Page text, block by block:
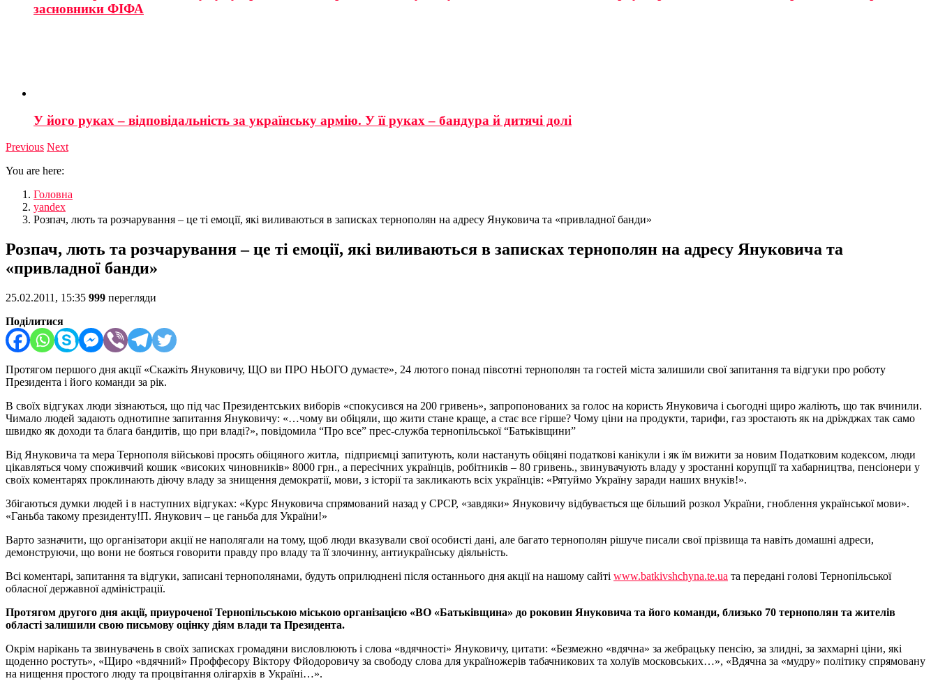
засновники ФІФА
У його руках – відповідальність за українську армію. У її руках – бандура й дитячі долі
Previous Next
You are here:
Головна
yandex
Розпач, лють та розчарування – це ті емоції, які виливаються в записках тернополян на адресу Януковича та «привладної банди»
Розпач, лють та розчарування – це ті емоції, які виливаються в записках тернополян на адресу Януковича та
«привладної банди»
25.02.2011, 15:35 999 перегляди
Поділитися
Протягом першого дня акції «Скажіть Януковичу, ЩО ви ПРО НЬОГО думаєте», 24 лютого понад півсотні тернополян та гостей міста залишили свої запитання та відгуки про роботу
Президента і його команди за рік.
В своїх відгуках люди зізнаються, що під час Президентських виборів «спокусився на 200 гривень», запропонованих за голос на користь Януковича і сьогодні щиро жаліють, що так вчинили.
Чимало людей задають однотипне запитання Януковичу: «…чому ви обіцяли, що жити стане краще, а стає все гірше? Чому ціни на продукти, тарифи, газ зростають як на дріжджах так само
швидко як доходи та блага бандитів, що при владі?», повідомила “Про все” прес-служба тернопільської “Батьківщини”
Від Януковича та мера Тернополя військові просять обіцяного житла, підприємці запитують, коли настануть обіцяні податкові канікули і як їм вижити за новим Податковим кодексом, люди
цікавляться чому споживчий кошик «високих чиновників» 8000 грн., а пересічних українців, робітників – 80 гривень., звинувачують владу у зростанні корупції та хабарництва, пенсіонери у
своїх коментарях проклинають діючу владу за знищення демократії, мови, з історії та закликають всіх українців: «Рятуймо Україну заради наших внуків!».
Збігаються думки людей і в наступних відгуках: «Курс Януковича спрямований назад у СРСР, «завдяки» Януковичу відбувається ще більший розкол України, гноблення української мови».
«Ганьба такому президенту!П. Янукович – це ганьба для України!»
Варто зазначити, що організатори акції не наполягали на тому, щоб люди вказували свої особисті дані, але багато тернополян рішуче писали свої прізвища та навіть домашні адреси,
демонструючи, що вони не бояться говорити правду про владу та її злочинну, антиукраїнську діяльність.
Всі коментарі, запитання та відгуки, записані тернополянами, будуть оприлюднені після останнього дня акції на нашому сайті www.batkivshchyna.te.ua та передані голові Тернопільської
обласної державної адміністрації.
Протягом другого дня акції, приуроченої Тернопільською міською організацією «ВО «Батьківщина» до роковин Януковича та його команди, близько 70 тернополян та жителів
області залишили свою письмову оцінку діям влади та Президента.
Окрім нарікань та звинувачень в своїх записках громадяни висловлюють і слова «вдячності» Януковичу, цитати: «Безмежно «вдячна» за жебрацьку пенсію, за злидні, за захмарні ціни, які
щоденно ростуть», «Щиро «вдячний» Проффесору Віктору Фйодоровичу за свободу слова для україножерів табачникових та холуїв московських…», «Вдячна за «мудру» політику спрямовану
на нищення простого люду та процвітання олігархів в Україні…».